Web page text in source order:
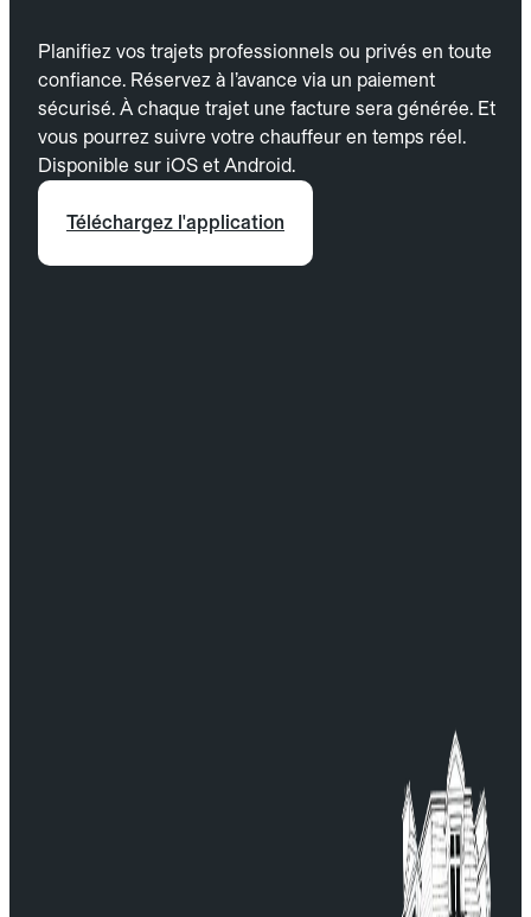
Planifiez vos trajets professionnels ou privés en toute
confiance. Réservez à l’avance via un paiement
sécurisé. À chaque trajet une facture sera générée. Et
vous pourrez suivre votre chauffeur en temps réel.
Disponible sur iOS et Android.
Téléchargez l'application